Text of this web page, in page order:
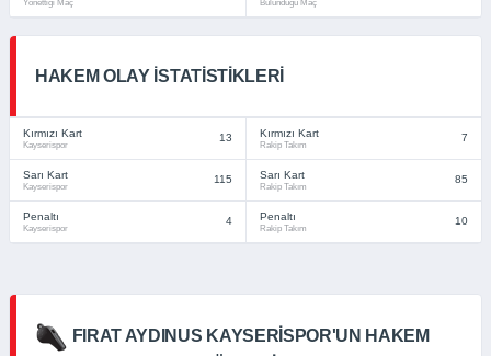
Yönettiği Maç Bulunduğu Maç
HAKEM OLAY İSTATISTIKLERI
Kırmızı Kart
Kayserispor
13 Kırmızı Kart
Rakip Takım
7
Sarı Kart
Kayserispor
115 Sarı Kart
Rakip Takım
85
Penaltı
Kayserispor
4 Penaltı
Rakip Takım
10
FIRAT AYDINUS KAYSERISPOR'UN HAKEM